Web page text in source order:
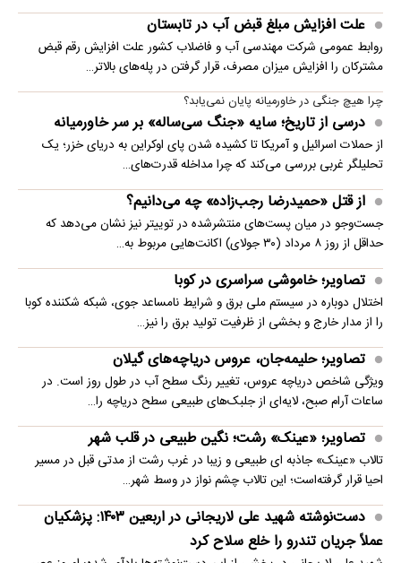
علت افزایش مبلغ قبض آب در تابستان
روابط عمومی شرکت مهندسی آب و فاضلاب کشور علت افزایش رقم قبض
مشترکان را افزایش میزان مصرف، قرار گرفتن در پله‌های بالاتر…
چرا هیچ جنگی در خاورمیانه پایان نمی‌یابد؟
درسی از تاریخ؛ سایه «جنگ سی‌ساله» بر سر خاورمیانه
از حملات اسرائیل و آمریکا تا کشیده شدن پای اوکراین به دریای خزر؛ یک
تحلیلگر غربی بررسی می‌کند که چرا مداخله قدرت‌های…
از قتل «حمیدرضا رجب‌زاده» چه می‌دانیم؟
جست‌وجو در میان پست‌های منتشرشده در توییتر نیز نشان می‌دهد که
حداقل از روز ۸ مرداد (۳۰ جولای) اکانت‌هایی مربوط به…
تصاویر؛ خاموشی سراسری در کوبا
اختلال دوباره در سیستم ملی برق و شرایط نامساعد جوی، شبکه شکننده کوبا
را از مدار خارج و بخشی از ظرفیت تولید برق را نیز…
تصاویر؛ حلیمه‌جان، عروس دریاچه‌های گیلان
ویژگی شاخص دریاچه عروس، تغییر رنگ سطح آب در طول روز است. در
ساعات آرام صبح، لایه‌ای از جلبک‌های طبیعی سطح دریاچه را…
تصاویر؛ «عینک» رشت؛ نگین طبیعی در قلب شهر
تالاب «عینک» جاذبه ای طبیعی و زیبا در غرب رشت از مدتی قبل در مسیر
احیا قرار گرفته‌است؛ این تالاب چشم نواز در وسط شهر…
دست‌نوشته شهید علی لاریجانی در اربعین ۱۴۰۳: پزشکیان
عملاً جریان تندرو را خلع سلاح کرد